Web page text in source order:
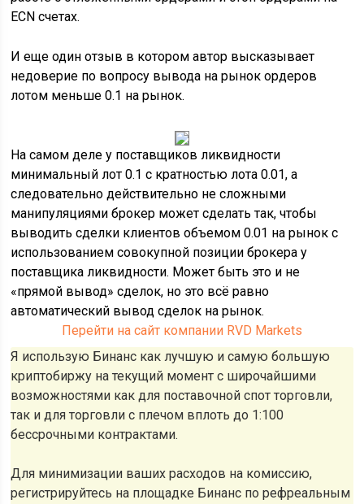
ECN счетах.
И еще один отзыв в котором автор высказывает
недоверие по вопросу вывода на рынок ордеров
лотом меньше 0.1 на рынок.
На самом деле у поставщиков ликвидности
минимальный лот 0.1 с кратностью лота 0.01, а
следовательно действительно не сложными
манипуляциями брокер может сделать так, чтобы
выводить сделки клиентов объемом 0.01 на рынок с
использованием совокупной позиции брокера у
поставщика ликвидности. Может быть это и не
«прямой вывод» сделок, но это всё равно
автоматический вывод сделок на рынок.
Перейти на сайт компании RVD Markets
Я использую Бинанс как лучшую и самую большую
криптобиржу на текущий момент с широчайшими
возможностями как для поставочной спот торговли,
так и для торговли с плечом вплоть до 1:100
бессрочными контрактами.
Для минимизации ваших расходов на комиссию,
регистрируйтесь на площадке Бинанс по рефреальным